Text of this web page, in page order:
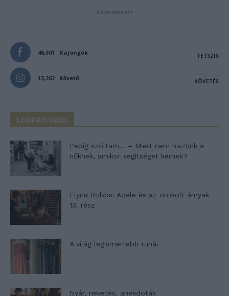
- Advertisement -
46,301 Rajongók TETSZIK
13,262 Követő KÖVETÉS
LEGFRISSEBB
Pedig szóltam… – Miért nem hiszünk a
nőknek, amikor segítséget kérnek?
Elyna Robbs: Adéle és az örökölt árnyak
13. rész
A világ legismertebb ruhái
Nyár, nevetés, anekdoták